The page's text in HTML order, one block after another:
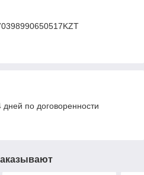
дней по договоренности